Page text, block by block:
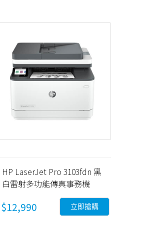
HP LaserJet Pro 3103fdn 黑
白雷射多功能傳真事務機
$12,990 立即搶購